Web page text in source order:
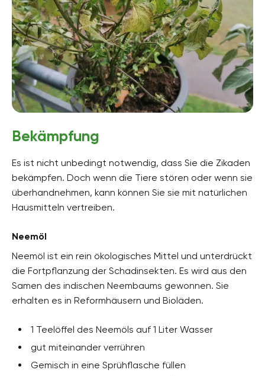
Bekämpfung
Es ist nicht unbedingt notwendig, dass Sie die Zikaden
bekämpfen. Doch wenn die Tiere stören oder wenn sie
überhandnehmen, kann können Sie sie mit natürlichen
Hausmitteln vertreiben.
Neemöl
Neemöl ist ein rein ökologisches Mittel und unterdrückt
die Fortpflanzung der Schadinsekten. Es wird aus den
Samen des indischen Neembaums gewonnen. Sie
erhalten es in Reformhäusern und Bioläden.
1 Teelöffel des Neemöls auf 1 Liter Wasser
gut miteinander verrühren
Gemisch in eine Sprühflasche füllen